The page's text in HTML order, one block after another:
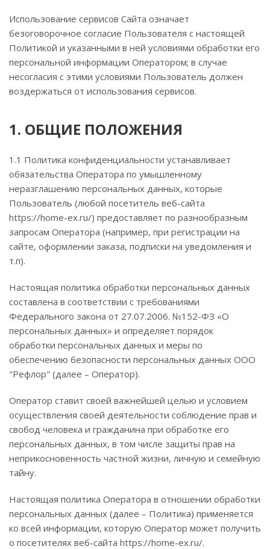
Использование сервисов Сайта означает
безоговорочное согласие Пользователя с настоящей
Политикой и указанными в ней условиями обработки его
персональной информации Оператором; в случае
несогласия с этими условиями Пользователь должен
воздержаться от использования сервисов.
1. ОБЩИЕ ПОЛОЖЕНИЯ
1.1 Политика конфиденциальности устанавливает
обязательства Оператора по умышленному
неразглашению персональных данных, которые
Пользователь (любой посетитель веб-сайта
https://home-ex.ru/) предоставляет по разнообразным
запросам Оператора (например, при регистрации на
сайте, оформлении заказа, подписки на уведомления и
т.п).
Настоящая политика обработки персональных данных
составлена в соответствии с требованиями
Федерального закона от 27.07.2006. №152-ФЗ «О
персональных данных» и определяет порядок
обработки персональных данных и меры по
обеспечению безопасности персональных данных ООО
"Рефлор" (далее – Оператор).
Оператор ставит своей важнейшей целью и условием
осуществления своей деятельности соблюдение прав и
свобод человека и гражданина при обработке его
персональных данных, в том числе защиты прав на
неприкосновенность частной жизни, личную и семейную
тайну.
Настоящая политика Оператора в отношении обработки
персональных данных (далее – Политика) применяется
ко всей информации, которую Оператор может получить
о посетителях веб-сайта https://home-ex.ru/.